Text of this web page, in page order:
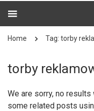
Home Tag: torby
torby
We are sorry, no results
some related posts